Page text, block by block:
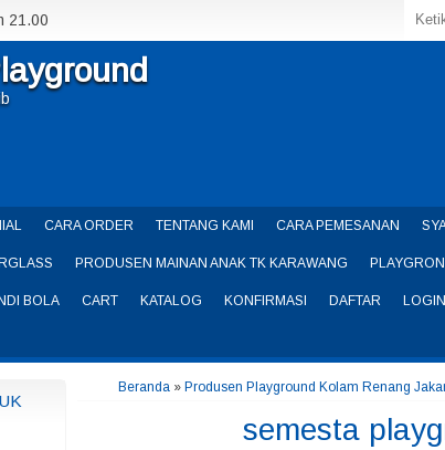
21.00
CARA ORDER TENTANG KAMI CARA PEMESANAN
PRODUSEN MAINAN ANAK TK KARAWANG
BOLA CART KATALOG KONFIRMASI DAFTAR LOGIN
Beranda» Produsen Playground Kolam Renang
semesta